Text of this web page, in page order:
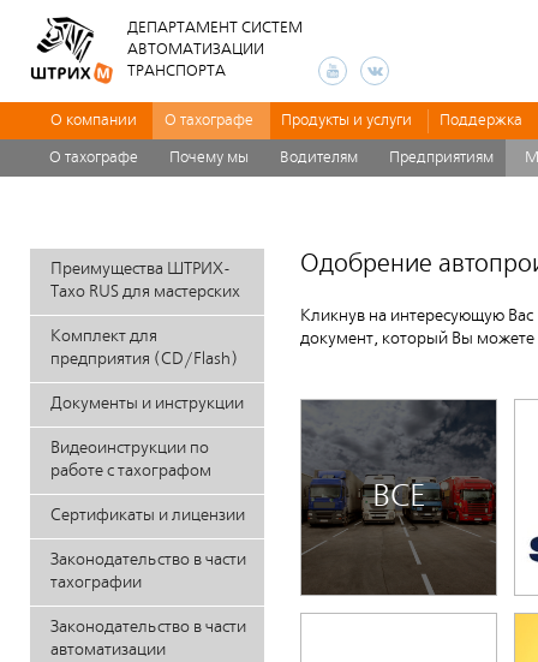
ДЕПАРТАМЕНТ СИСТЕМ
АВТОМАТИЗАЦИИ
ТРАНСПОРТА
О компании О тахографе Продукты и услуги Поддержка
О тахографе Почему мы Водителям Предприятиям
Преимущества ШТРИХ-
Тахо RUS для мастерских
Комплект для
предприятия (CD/Flash)
Документы и инструкции
Видеоинструкции по
работе с тахографом
Сертификаты и лицензии
Законодательство в части
тахографии
Законодательство в части
автоматизации
Одобрение
Кликнув на интересующую Вас
документ, который Вы можете
ВСЕ